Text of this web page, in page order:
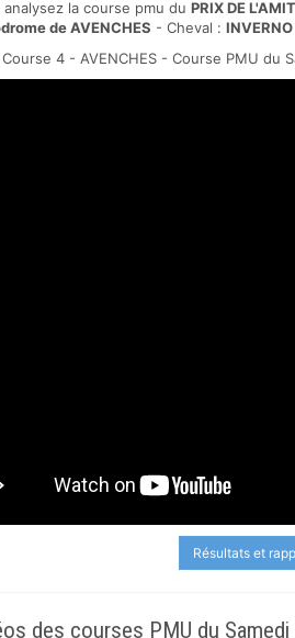
analysez la course pmu du PRIX DE
de AVENCHES - Cheval :
4 - AVENCHES - Course PMU du
Résultats et
des courses PMU du Samedi